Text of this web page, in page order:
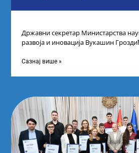
Државни секретар Министарства
развоја и иновација Вукашин
промоцију
Сазнај више »